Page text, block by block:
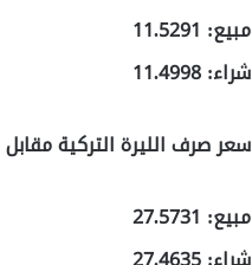
مبيع: 11.5291
شراء: 11.4998
سعر صرف الليرة التركية مقابل
مبيع: 27.5731